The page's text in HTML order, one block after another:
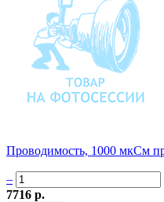
Проводимость, 1000 мкСм
–
7716 р.